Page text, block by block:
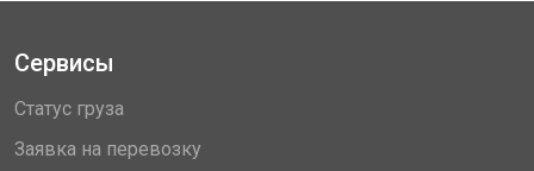
Сервисы
Статус груза
Заявка на перевозку